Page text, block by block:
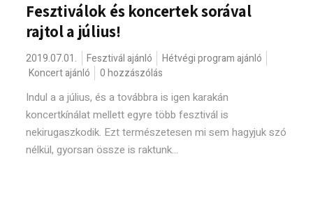
Fesztiválok és koncertek sorával
rajtol a július!
2019.07.01. Fesztivál ajánló
Hétvégi program ajánló
Koncert ajánló
0 hozzászólás
Indul a a július, és a továbbra is igen karakán
koncertkínálat mellett egyre több fesztivál is
nekirugaszkodik. Ezt természetesen mi sem hagyjuk szó
nélkül, gyorsan össze is raktunk...